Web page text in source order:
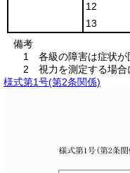
12
13
備考
1 各級の障害は症状が
2 視力を測定する場合
様式第1号(第2条関係)